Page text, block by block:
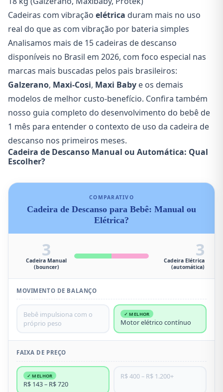
Cadeiras com vibração elétrica duram mais no uso
real do que as com vibração por bateria simples
Analisamos mais de 15 cadeiras de descanso
disponíveis no Brasil em 2026, com foco especial nas
marcas mais buscadas pelos pais brasileiros:
Galzerano, Maxi-Cosi, Maxi Baby e os demais
modelos de melhor custo-benefício. Confira também
nosso guia completo do desenvolvimento do bebê de
1 mês para entender o contexto de uso da cadeira de
descanso nos primeiros meses.
Cadeira de Descanso Manual ou Automática: Qual
Escolher?
COMPARATIVO
Cadeira de Descanso para Bebê: Manual ou
Elétrica?
3
Cadeira Manual
(bouncer)
3
Cadeira Elétrica
(automática)
MOVIMENTO DE BALANÇO
Bebê impulsiona com o
próprio peso
✓ MELHOR
Motor elétrico contínuo
FAIXA DE PREÇO
✓ MELHOR
R$ 143 – R$ 720
R$ 400 – R$ 1.200+